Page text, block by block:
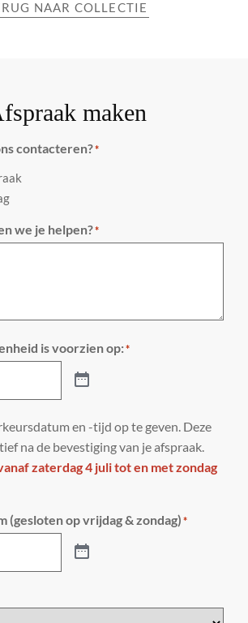
NAAR COLLECTIE
maken
contacteren?*
we je helpen?*
is voorzien op:*
en -tijd op te geven. Deze
na de bevestiging van je afspraak.
zaterdag 4 juli tot en met zondag
(gesloten op vrijdag & zondag)*